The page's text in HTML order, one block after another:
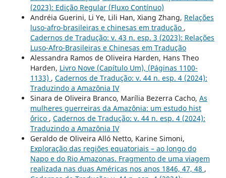
(2023): Edição Regular (Fluxo Contínuo)
Andréia Guerini, Li Ye, Lili Han, Xiang Zhang, Relações
luso-afro-brasileiras e chinesas em tradução ,
Cadernos de Tradução: v. 43 n. esp. 3 (2023): Relações
Luso-Afro-Brasileiras e Chinesas em Tradução
Alessandra Ramos de Oliveira Harden, Hans Theo
Harden, Livro Nove (Capítulo Um), (Páginas 1100-
1133) , Cadernos de Tradução: v. 44 n. esp. 4 (2024):
Traduzindo a Amazônia IV
Sinara de Oliveira Branco, Marília Bezerra Cacho, As
mulheres guerreiras da Amazônia: um estudo hist
´órico , Cadernos de Tradução: v. 44 n. esp. 4 (2024):
Traduzindo a Amazônia IV
Geraldo de Oliveira Alló Netto, Karine Simoni,
Exploração das regiões equatoriais – ao longo do
Napo e do Rio Amazonas. Fragmento de uma viagem
realizada nas duas Américas nos anos 1846, 47, 48 ,